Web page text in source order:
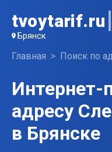
tvoytarif.ru
Брянск
Главная Поиск по
Интернет-
адресу
в Брянске